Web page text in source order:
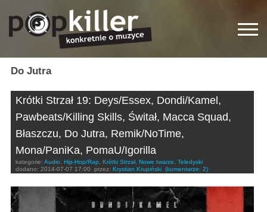
Do Jutra
Krótki Strzał 19: Deys/Essex, Dondi/Kamel,
Pawbeats/Killing Skills, Świtał, Macca Squad,
Błaszczu, Do Jutra, Remik/NoTime,
Mona/PaniKa, PomaU/Igorilla
kategorie: Audio, Hip-Hop/Rap, Krótki Strzał, Nowe twarze, Teledyski
dodano: 2014-07-07 17:00 przez: Krystian Krupiński (komentarze: 2)